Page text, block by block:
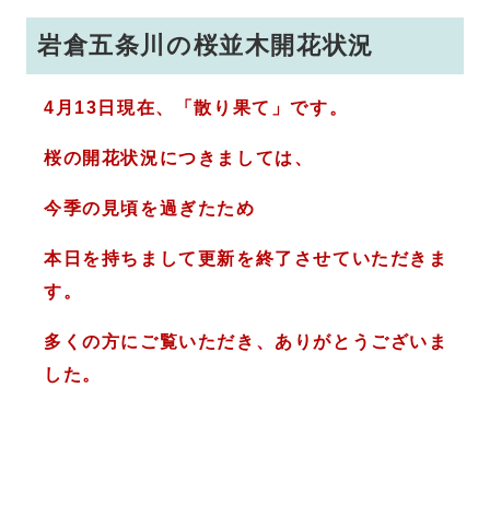
岩倉五条川の桜並木開花状況
4月13 日現在、「散り果て」です。
桜の開花状況につきましては、
今季の見頃を過ぎたため
本日を持ちまして更新を終了させていただきま
す。
多くの方にご覧いただき、ありがとうございま
した。